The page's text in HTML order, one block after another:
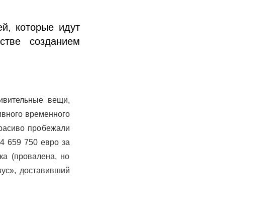
которые идут
созданием
вещи,
временного
пробежали
659 750 евро за
(провалена, но
доставивший